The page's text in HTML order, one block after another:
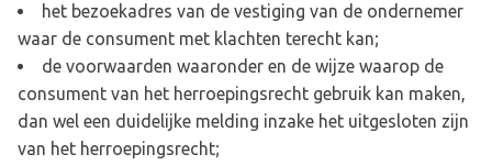
het bezoekadres van de vestiging van de ondernemer
waar de consument met klachten terecht kan;
de voorwaarden waaronder en de wijze waarop de
consument van het herroepingsrecht gebruik kan maken,
dan wel een duidelijke melding inzake het uitgesloten zijn
van het herroepingsrecht;